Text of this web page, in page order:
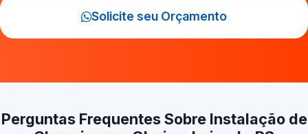
Solicite seu Orçamento
Perguntas Frequentes Sobre Instalação de